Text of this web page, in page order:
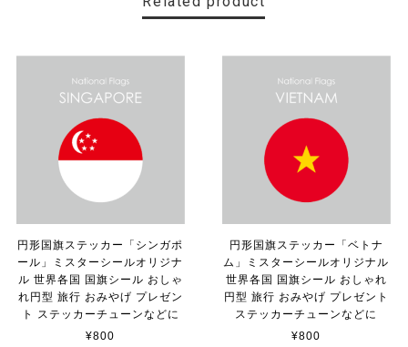
2025/04/25
サビ感がとても味がありカッコ良いです。 カ—ポ—トに
貼れる！はがせる！！室名カッティングシート「TOILET」
マットブラック（つや消し）
2023/02/17
円形国旗ステッカー「シンガポ
ール」ミスターシールオリジナ
ル 世界各国 国旗シール おしゃ
れ円型 旅行 おみやげ プレゼン
ト ステッカーチューンなどに
¥800
円形国旗ステッカー「ベトナ
ム」ミスターシールオリジナル
世界各国 国旗シール おしゃれ
円型 旅行 おみやげ プレゼント
ステッカーチューンなどに
¥800